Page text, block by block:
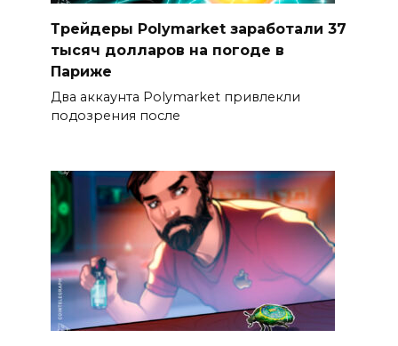
Трейдеры Polymarket заработали 37
тысяч долларов на погоде в
Париже
Два аккаунта Polymarket привлекли
подозрения после